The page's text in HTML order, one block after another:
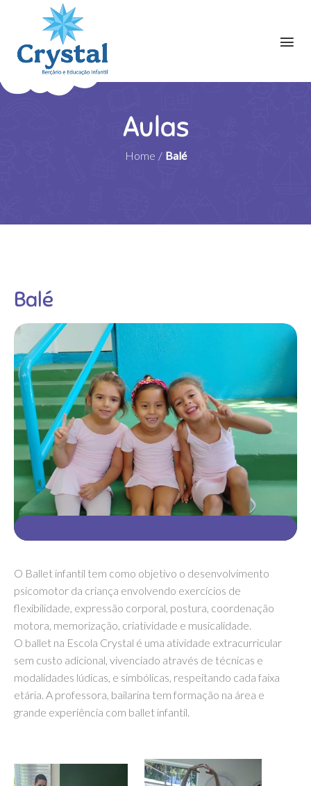
Aulas
Home / Balé
Balé
O Ballet infantil tem como objetivo o desenvolvimento
psicomotor da criança envolvendo exercícios de
flexibilidade, expressão corporal, postura, coordenação
motora, memorização, criatividade e musicalidade.
O ballet na Escola Crystal é uma atividade extracurricular
sem custo adicional, vivenciado através de técnicas e
modalidades lúdicas, e simbólicas, respeitando cada faixa
etária. A professora, bailarina tem formação na área e
grande experiência com ballet infantil.